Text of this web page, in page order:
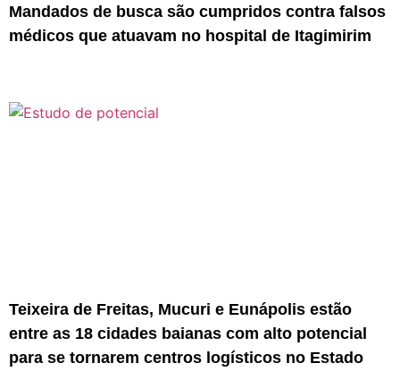
Mandados de busca são cumpridos contra falsos
médicos que atuavam no hospital de Itagimirim
Teixeira de Freitas, Mucuri e Eunápolis estão
entre as 18 cidades baianas com alto potencial
para se tornarem centros logísticos no Estado